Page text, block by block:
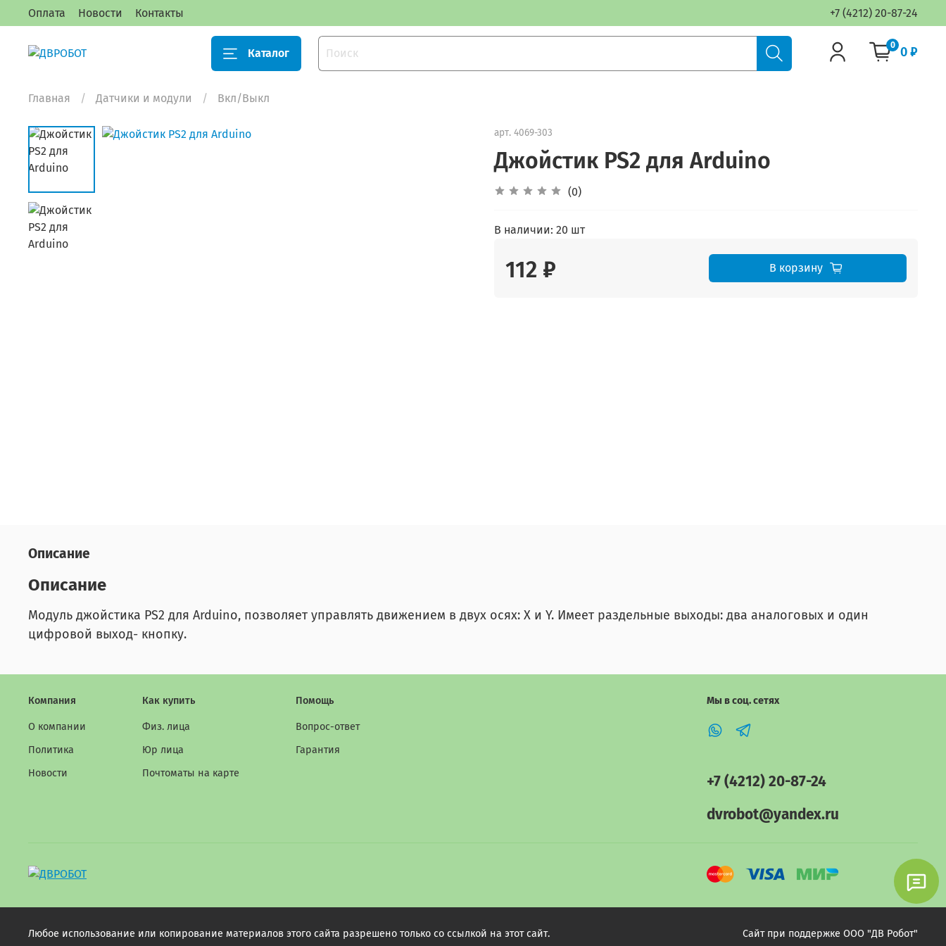
Оплата Новости Контакты +7 (4212) 20-87-24
Каталог
0 0 ₽
Главная Датчики и модули Вкл/Выкл
арт. 4069-303
Джойстик PS2 для Arduino
(0)
В наличии: 20 шт
112 ₽ В корзину
Описание
Описание
Модуль джойстика PS2 для Arduino, позволяет управлять движением в двух осях: Х и Y. Имеет раздельные выходы: два аналоговых и один
цифровой выход- кнопку.
Компания
О компании
Политика
Новости
Как купить
Физ. лица
Юр лица
Почтоматы на карте
Помощь
Вопрос-ответ
Гарантия
Мы в соц. сетях
+7 (4212) 20-87-24
dvrobot@yandex.ru
Любое использование или копирование материалов этого сайта разрешено только со ссылкой на этот сайт. Сайт при поддержке ООО "ДВ Робот"